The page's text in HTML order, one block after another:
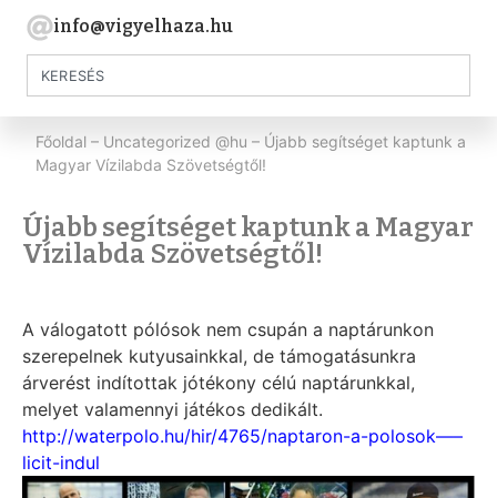
info@vigyelhaza.hu
Főoldal – Uncategorized @hu – Újabb segítséget kaptunk a
Magyar Vízilabda Szövetségtől!
Újabb segítséget kaptunk a Magyar
Vízilabda Szövetségtől!
A válogatott pólósok nem csupán a naptárunkon
szerepelnek kutyusainkkal, de támogatásunkra
árverést indítottak jótékony célú naptárunkkal,
melyet valamennyi játékos dedikált.
http://waterpolo.hu/hir/4765/naptaron-a-polosok—–
licit-indul